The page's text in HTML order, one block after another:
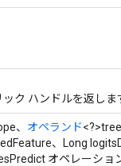
ク ハンドルを返しま
、 オペランド
、Long
オペレーシ